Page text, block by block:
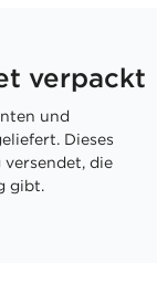
verpackt
und
Dieses
die
gibt.